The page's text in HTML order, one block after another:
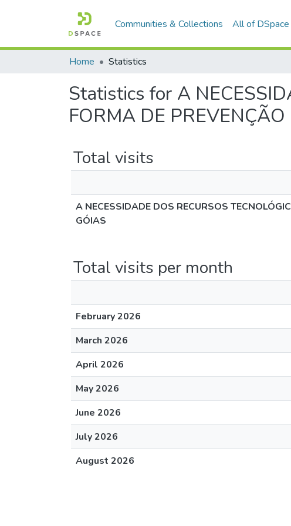
Communities & Collections All of DSpace
Home Statistics
Statistics for A
FORMA DE
Total visits
A NECESSIDADE DOS RECURSOS
GÓIAS
Total visits per month
February 2026
March 2026
April 2026
May 2026
June 2026
July 2026
August 2026